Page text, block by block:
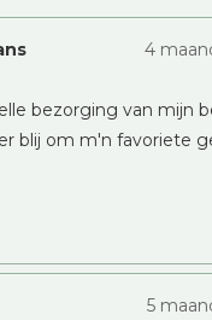
4
bezorging van mijn
blij om m'n favoriete
5